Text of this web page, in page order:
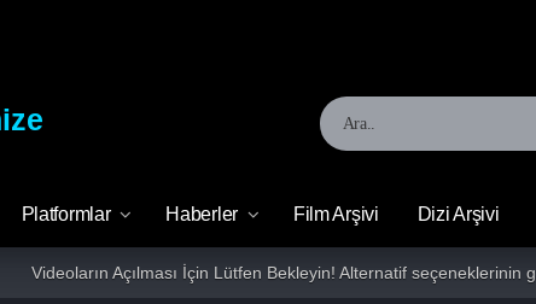
Platformlar Haberler Film Arşivi Dizi Arşivi
Videoların Açılması İçin Lütfen Bekleyin! Alternatif